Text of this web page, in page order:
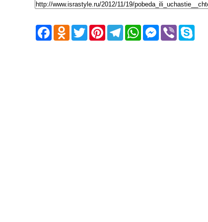
FacebookOdnoklassniki
TwitterPinterestTelegramWhatsAppMessenger
Viber